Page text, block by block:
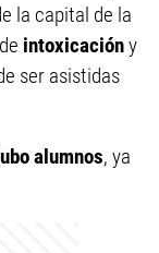
la capital de la
intoxicacióny
ser asistidas
alumnos, ya